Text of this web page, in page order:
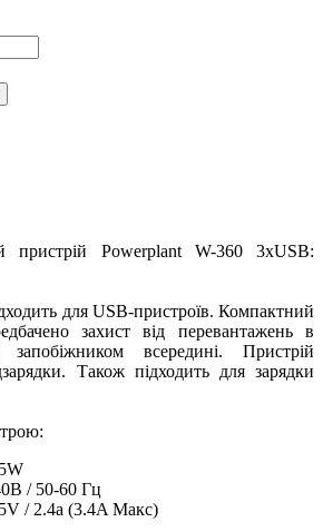
пристрій Powerplant W-360 3xUSB:
для USB-пристроїв. Компактний
захист від перевантажень в
всередині. Пристрій
Також підходить для зарядки
/ 50-60 Гц
/ 2.4а (3.4A Макс)